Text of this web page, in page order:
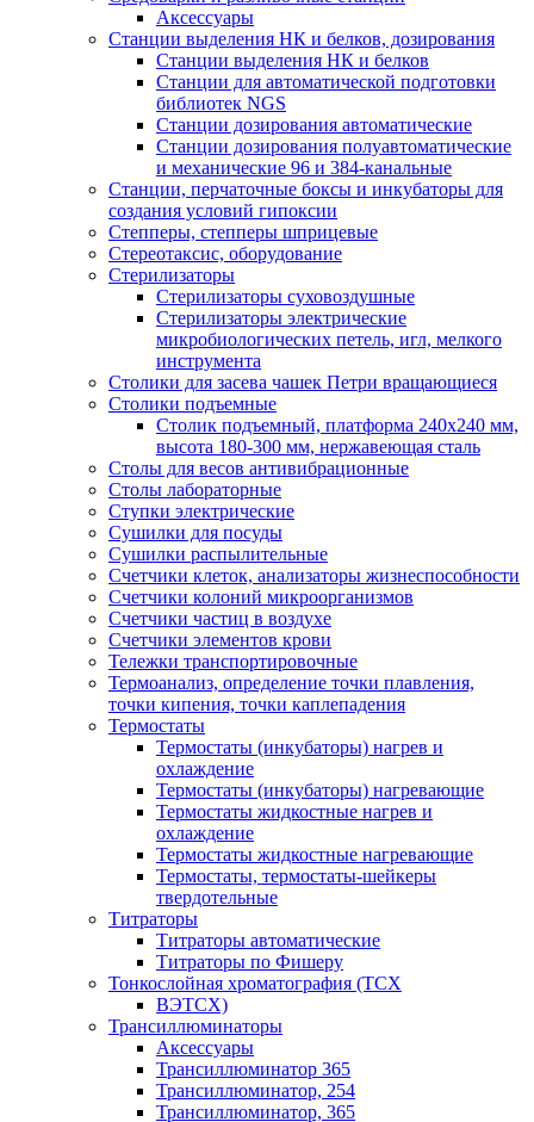
Аксессуары
Станции выделения НК и белков, дозирования
Станции выделения НК и белков
Станции для автоматической подготовки
библиотек NGS
Станции дозирования автоматические
Станции дозирования полуавтоматические
и механические 96 и 384-канальные
Станции, перчаточные боксы и инкубаторы для
создания условий гипоксии
Степперы, степперы шприцевые
Стереотаксис, оборудование
Стерилизаторы
Стерилизаторы суховоздушные
Стерилизаторы электрические
микробиологических петель, игл, мелкого
инструмента
Столики для засева чашек Петри вращающиеся
Столики подъемные
Столик подъемный, платформа 240х240 мм,
высота 180-300 мм, нержавеющая сталь
Столы для весов антивибрационные
Столы лабораторные
Ступки электрические
Сушилки для посуды
Сушилки распылительные
Счетчики клеток, анализаторы жизнеспособности
Счетчики колоний микроорганизмов
Счетчики частиц в воздухе
Счетчики элементов крови
Тележки транспортировочные
Термоанализ, определение точки плавления,
точки кипения, точки каплепадения
Термостаты
Термостаты (инкубаторы) нагрев и
охлаждение
Термостаты (инкубаторы) нагревающие
Термостаты жидкостные нагрев и
охлаждение
Термостаты жидкостные нагревающие
Термостаты, термостаты-шейкеры
твердотельные
Титраторы
Титраторы автоматические
Титраторы по Фишеру
Тонкослойная хроматография (ТСХ
ВЭТСХ)
Трансиллюминаторы
Аксессуары
Трансиллюминатор 365
Трансиллюминатор, 254
Трансиллюминатор, 365